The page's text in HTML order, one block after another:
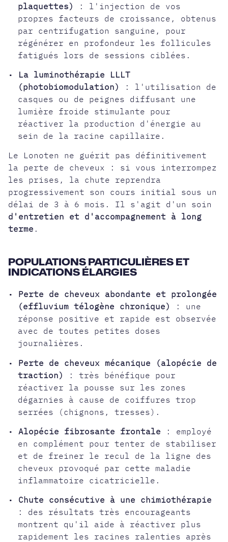
plaquettes)
: l'injection de vos
propres facteurs de croissance, obtenus
par centrifugation sanguine, pour
régénérer en profondeur les follicules
fatigués lors de sessions ciblées.
• La luminothérapie LLLT
(photobiomodulation)
: l'utilisation de
casques ou de peignes diffusant une
lumière froide stimulante pour
réactiver la production d'énergie au
sein de la racine capillaire.
Le Lonoten ne guérit pas définitivement
la perte de cheveux : si vous interrompez
les prises, la chute reprendra
progressivement son cours initial sous un
délai de 3 à 6 mois. Il s'agit d'un soin
d'entretien et d'accompagnement à long
terme .
POPULATIONS PARTICULIÈRES ET
INDICATIONS ÉLARGIES
• Perte de cheveux abondante et prolongée
(effluvium télogène chronique)
: une
réponse positive et rapide est observée
avec de toutes petites doses
journalières.
• Perte de cheveux mécanique (alopécie de
traction)
: très bénéfique pour
réactiver la pousse sur les zones
dégarnies à cause de coiffures trop
serrées (chignons, tresses).
• Alopécie fibrosante frontale : employé
en complément pour tenter de stabiliser
et de freiner le recul de la ligne des
cheveux provoqué par cette maladie
inflammatoire cicatricielle.
• Chute consécutive à une chimiothérapie
: des résultats très encourageants
montrent qu'il aide à réactiver plus
rapidement les racines ralenties après